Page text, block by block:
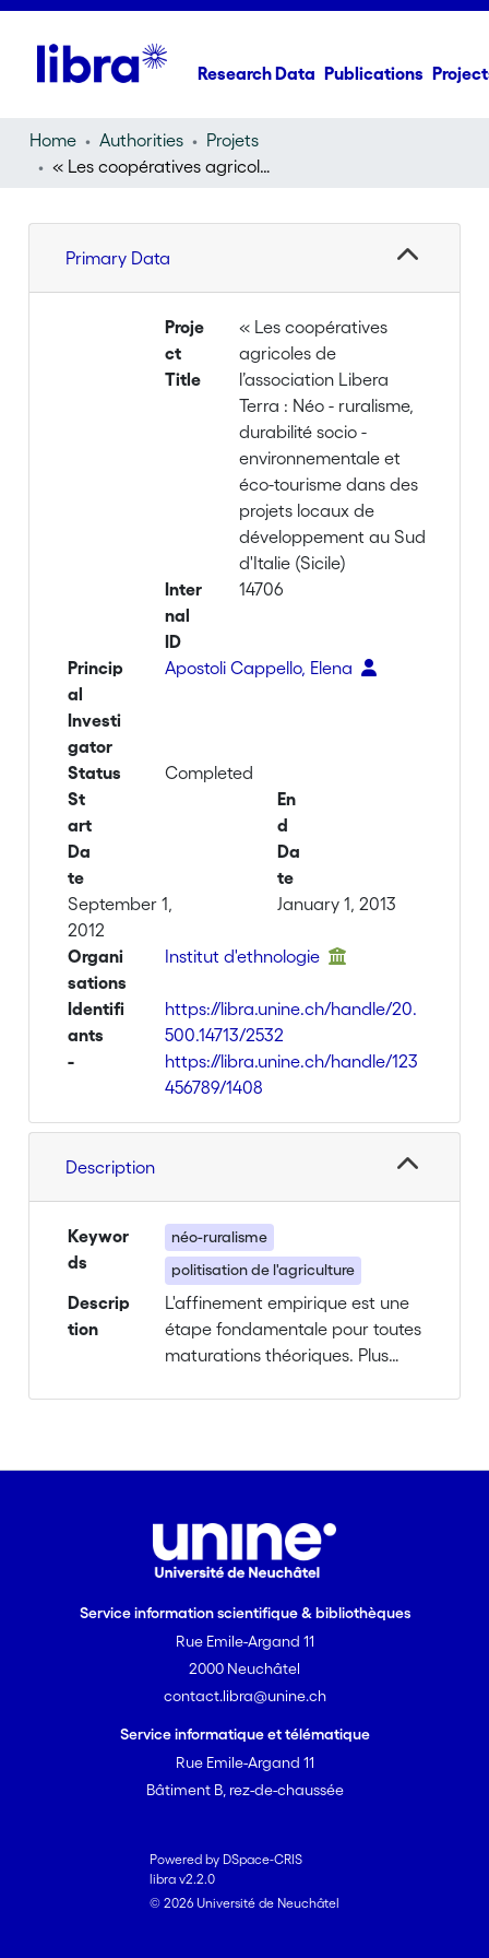
Research Data Publications
Home Authorities
Projets
« Les coopératives agricoles de l’association Libera Terra : Néo - ruralisme, durabilité socio - environnementale et éco-tourisme dans des projets locaux de développement au Sud d'Italie (Sicile)
Primary Data
Proje
ct
Title
« Les coopératives
agricoles de
l’association Libera
Terra : Néo - ruralisme,
durabilité socio -
environnementale et
éco-tourisme dans des
projets locaux de
développement au Sud
d'Italie (Sicile)
Inter
nal
ID
14706
Princip
al
Investi
gator
Apostoli Cappello, Elena
Status
Completed
St
art
Da
te
September 1,
2012
En
d
Da
te
January 1, 2013
Organi
sations
Institut d'ethnologie
Identifi
ants
https://libra.unine.ch/handle/20.
500.14713/2532
-
https://libra.unine.ch/handle/123
456789/1408
Description
Keywor
ds
néo-ruralisme
politisation de l'agriculture
Descrip
tion
L'affinement empirique est une
étape fondamentale pour toutes
maturations théoriques. Plus
rurales de Libera Terra en Sicile.
Libera Terra est une association
national, et articule à niveau
politique un nombre de
différentes coopératives
agricoles qui gèrent et
confisqués à la mafia par des
processus judiciaires. Par la
culture des produits biologiques
structures agro-touristiques «
durables » les coopératives de
Libera Terra proposent d'insérer
Service information scientifique & bibliothèques
Rue Emile-Argand 11
2000 Neuchâtel
contact.libra@unine.ch
Service informatique et télématique
Rue Emile-Argand 11
Bâtiment B, rez-de-chaussée
Powered by DSpace-CRIS
libra v2.2.0
© 2026 Université de Neuchâtel